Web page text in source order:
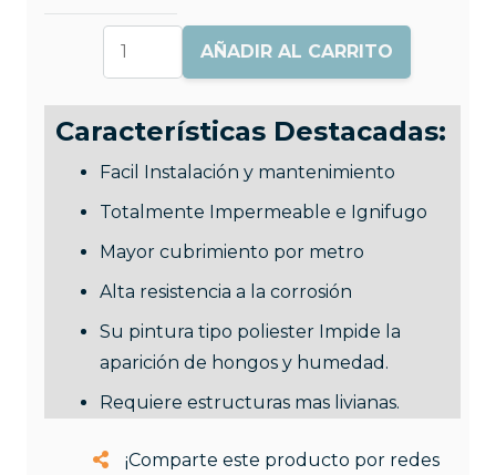
cantidad
AÑADIR AL CARRITO
Características Destacadas:
Facil Instalación y mantenimiento
Totalmente Impermeable e Ignifugo
Mayor cubrimiento por metro
Alta resistencia a la corrosión
Su pintura tipo poliester Impide la
aparición de hongos y humedad.
Requiere estructuras mas livianas.
¡Comparte este producto por redes